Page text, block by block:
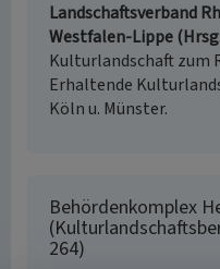
Landschaftsverband
Westfalen-Lippe
Kulturlandschaft zum
Erhaltende
Köln u. Münster.
Behördenkomplex
264)